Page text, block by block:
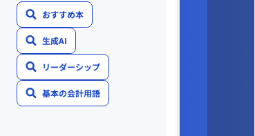
おすすめ本
生成AI
リーダーシップ
基本の会計用語